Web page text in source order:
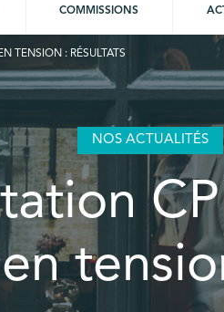
COMMISSIONS
TENSION : RÉSULTATS
NOS ACTUALITÉS